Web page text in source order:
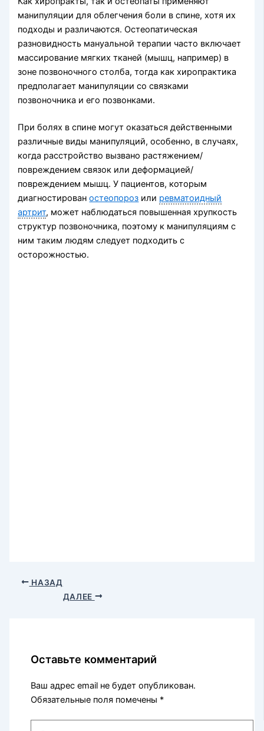
манипуляции для облегчения боли в спине, хотя их
подходы и различаются. Остеопатическая
разновидность мануальной терапии часто включает
массирование мягких тканей (мышц, например) в
зоне позвоночного столба, тогда как хиропрактика
предполагает манипуляции со связками
позвоночника и его позвонками.
При болях в спине могут оказаться действенными
различные виды манипуляций, особенно, в случаях,
когда расстройство вызвано растяжением/
повреждением связок или деформацией/
повреждением мышц. У пациентов, которым
диагностированостеопороз или ревматоидный
артрит, может наблюдаться повышенная хрупкость
структур позвоночника, поэтому к манипуляциям с
ним таким людям следует подходить с
осторожностью.
НАЗАД
ДАЛЕЕ
Оставьте комментарий
Ваш адрес email не будет опубликован.
Обязательные поля помечены *